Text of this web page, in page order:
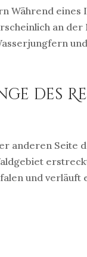
Während
an
des
anderen Seite
und verläuft